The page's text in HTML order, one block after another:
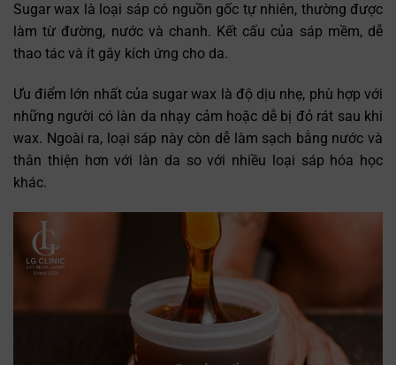
Sugar wax là loại sáp có nguồn gốc tự nhiên, thường được
làm từ đường, nước và chanh. Kết cấu của sáp mềm, dễ
thao tác và ít gây kích ứng cho da.
Ưu điểm lớn nhất của sugar wax là độ dịu nhẹ, phù hợp với
những người có làn da nhạy cảm hoặc dễ bị đỏ rát sau khi
wax. Ngoài ra, loại sáp này còn dễ làm sạch bằng nước và
thân thiện hơn với làn da so với nhiều loại sáp hóa học
khác.